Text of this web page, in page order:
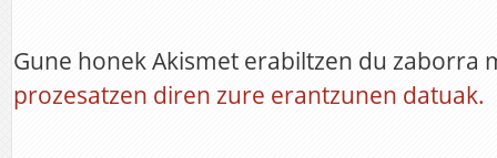
Gune honek Akismet erabiltzen du zaborra
prozesatzen diren zure erantzunen datuak.